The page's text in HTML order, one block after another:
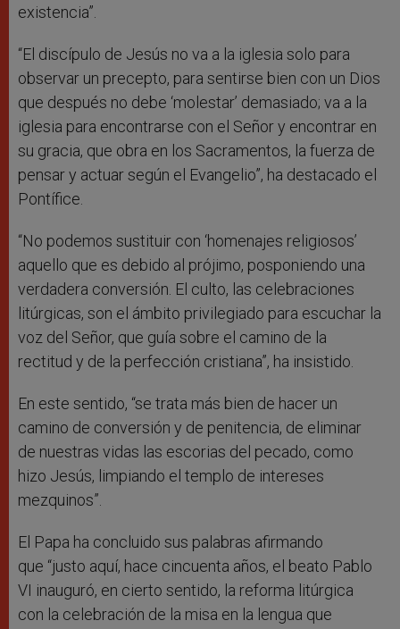
existencia”.
“El discípulo de Jesús no va a la iglesia solo para
observar un precepto, para sentirse bien con un Dios
que después no debe ‘molestar’ demasiado; va a la
iglesia para encontrarse con el Señor y encontrar en
su gracia, que obra en los Sacramentos, la fuerza de
pensar y actuar según el Evangelio”, ha destacado el
Pontífice.
“No podemos sustituir con ‘homenajes religiosos’
aquello que es debido al prójimo, posponiendo una
verdadera conversión. El culto, las celebraciones
litúrgicas, son el ámbito privilegiado para escuchar la
voz del Señor, que guía sobre el camino de la
rectitud y de la perfección cristiana”, ha insistido.
En este sentido, “se trata más bien de hacer un
camino de conversión y de penitencia, de eliminar
de nuestras vidas las escorias del pecado, como
hizo Jesús, limpiando el templo de intereses
mezquinos”.
El Papa ha concluido sus palabras afirmando
que “justo aquí, hace cincuenta años, el beato Pablo
VI inauguró, en cierto sentido, la reforma litúrgica
con la celebración de la misa en la lengua que